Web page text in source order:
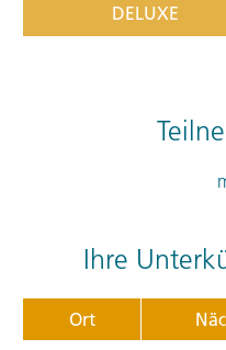
DELUXE
Ihre
Ort